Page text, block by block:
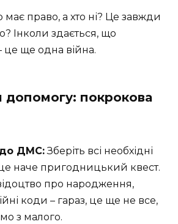
має право, а хто ні? Це завжди
Інколи здається, що
це ще одна війна.
допомогу: покрокова
ДМС:Зберіть всі необхідні
наче пригодницький квест.
про народження,
коди – гараз, це ще не все,
з малого.